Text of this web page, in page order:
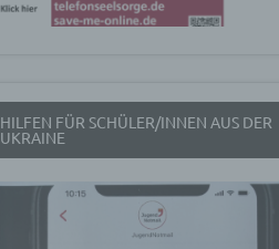
HILFEN FÜR SCHÜLER/INNEN AUS DER
UKRAINE